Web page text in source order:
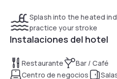
Splash into the heated
practice your stroke
Instalaciones del hotel
Restaurante
Bar / Café
Centro de negocios